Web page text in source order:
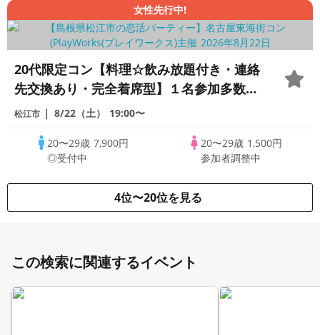
女性先行中!
20代限定コン【料理☆飲み放題付き・連絡
先交換あり・完全着席型】１名参加多数・
初参加も大歓迎☆プレイワークス主催☆
松江市 8/22（土） 19:00〜
20〜29歳 7,900円
◎受付中
20〜29歳 1,500円
参加者調整中
4位〜20位を見る
この検索に関連するイベント